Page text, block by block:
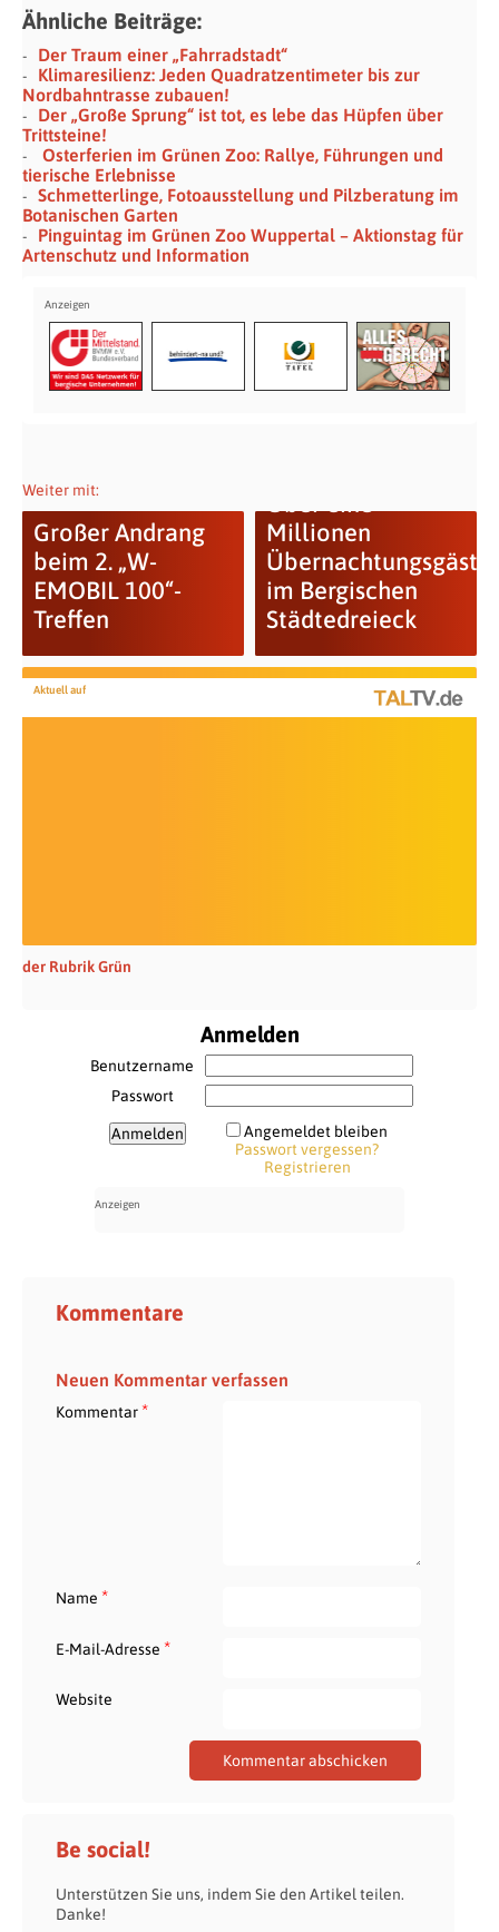
Ähnliche Beiträge:
Der Traum einer „Fahrradstadt“
Klimaresilienz: Jeden Quadratzentimeter bis zur
Nordbahntrasse zubauen!
Der „Große Sprung“ ist tot, es lebe das Hüpfen über
Trittsteine!
Osterferien im Grünen Zoo: Rallye, Führungen und
tierische Erlebnisse
Schmetterlinge, Fotoausstellung und Pilzberatung im
Botanischen Garten
Pinguintag im Grünen Zoo Wuppertal – Aktionstag für
Artenschutz und Information
Weiter mit:
Großer Andrang
beim 2. „W-
EMOBIL 100“-
Treffen
Millionen
Übernachtungsgäste
im Bergischen
Städtedreieck
Aktuell auf
der Rubrik Grün
Anmelden
Benutzername
Passwort
Angemeldet bleiben
Passwort vergessen?
Registrieren
Kommentare
Neuen Kommentar verfassen
Kommentar*
Name *
E-Mail-Adresse *
Website
Be social!
Unterstützen Sie uns, indem Sie den Artikel teilen.
Danke!